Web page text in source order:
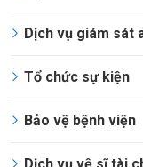
Dịch vụ giám sát
Tổ chức sự kiện
Bảo vệ bệnh viện